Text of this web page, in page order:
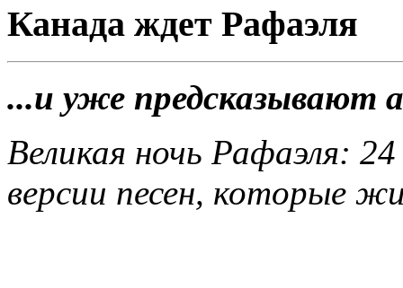
Канада ждет Рафаэля
...и уже предсказывают
Великая ночь Рафаэля:
версии песен, которые